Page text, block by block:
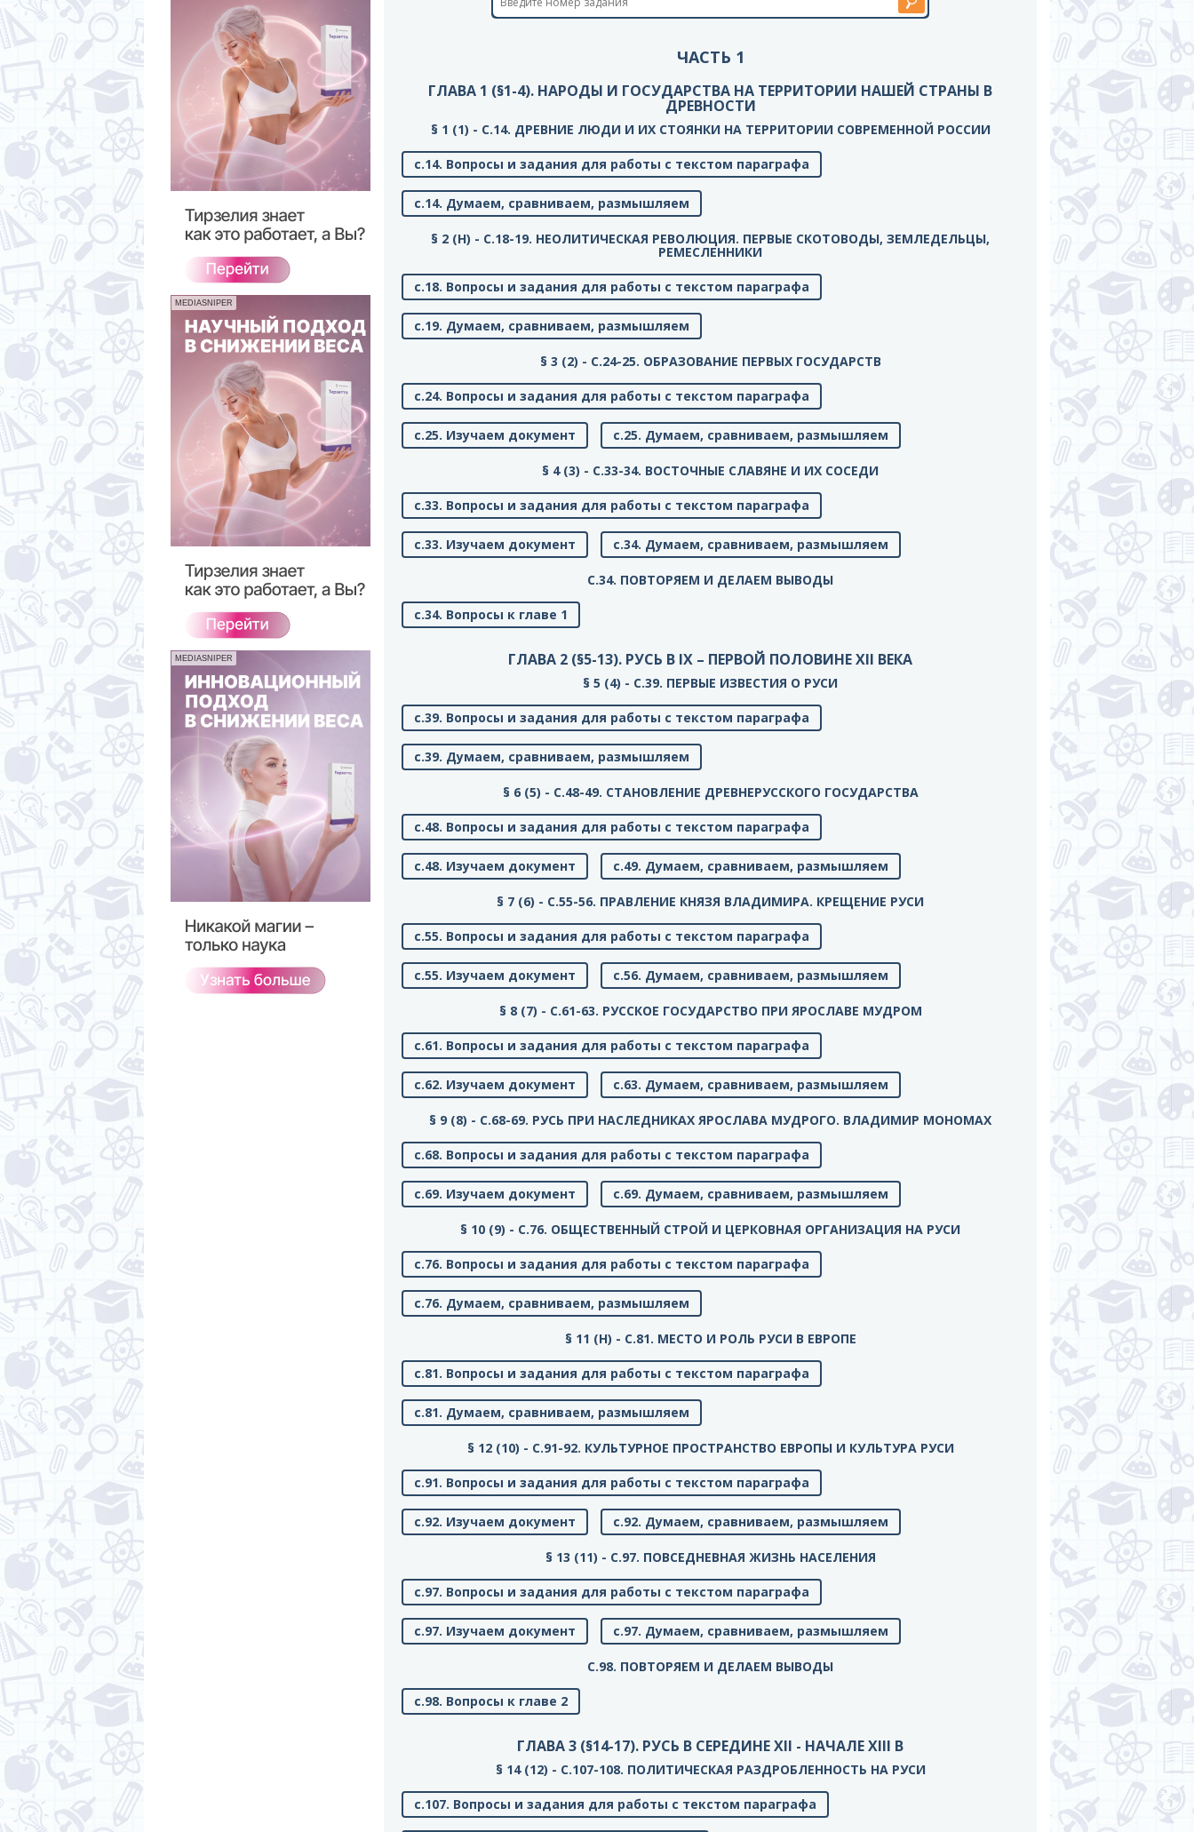
MEDIASNIPER
MEDIASNIPER
ЧАСТЬ 1
ГЛАВА 1 (§1-4). НАРОДЫ И ГОСУДАРСТВА НА ТЕРРИТОРИИ НАШЕЙ СТРАНЫ В
ДРЕВНОСТИ
§ 1 (1) - C.14. ДРЕВНИЕ ЛЮДИ И ИХ СТОЯНКИ НА ТЕРРИТОРИИ СОВРЕМЕННОЙ РОССИИ
с.14. Вопросы и задания для работы с текстом параграфа
с.14. Думаем, сравниваем, размышляем
§ 2 (Н) - C.18-19. НЕОЛИТИЧЕСКАЯ РЕВОЛЮЦИЯ. ПЕРВЫЕ СКОТОВОДЫ, ЗЕМЛЕДЕЛЬЦЫ,
РЕМЕСЛЕННИКИ
с.18. Вопросы и задания для работы с текстом параграфа
с.19. Думаем, сравниваем, размышляем
§ 3 (2) - C.24-25. ОБРАЗОВАНИЕ ПЕРВЫХ ГОСУДАРСТВ
с.24. Вопросы и задания для работы с текстом параграфа
с.25. Изучаем документ с.25. Думаем, сравниваем, размышляем
§ 4 (3) - C.33-34. ВОСТОЧНЫЕ СЛАВЯНЕ И ИХ СОСЕДИ
с.33. Вопросы и задания для работы с текстом параграфа
с.33. Изучаем документ с.34. Думаем, сравниваем, размышляем
C.34. ПОВТОРЯЕМ И ДЕЛАЕМ ВЫВОДЫ
с.34. Вопросы к главе 1
ГЛАВА 2 (§5-13). РУСЬ В IX – ПЕРВОЙ ПОЛОВИНЕ XII ВЕКА
§ 5 (4) - C.39. ПЕРВЫЕ ИЗВЕСТИЯ О РУСИ
с.39. Вопросы и задания для работы с текстом параграфа
с.39. Думаем, сравниваем, размышляем
§ 6 (5) - C.48-49. СТАНОВЛЕНИЕ ДРЕВНЕРУССКОГО ГОСУДАРСТВА
с.48. Вопросы и задания для работы с текстом параграфа
с.48. Изучаем документ с.49. Думаем, сравниваем, размышляем
§ 7 (6) - C.55-56. ПРАВЛЕНИЕ КНЯЗЯ ВЛАДИМИРА. КРЕЩЕНИЕ РУСИ
с.55. Вопросы и задания для работы с текстом параграфа
с.55. Изучаем документ с.56. Думаем, сравниваем, размышляем
§ 8 (7) - C.61-63. РУССКОЕ ГОСУДАРСТВО ПРИ ЯРОСЛАВЕ МУДРОМ
с.61. Вопросы и задания для работы с текстом параграфа
с.62. Изучаем документ с.63. Думаем, сравниваем, размышляем
§ 9 (8) - C.68-69. РУСЬ ПРИ НАСЛЕДНИКАХ ЯРОСЛАВА МУДРОГО. ВЛАДИМИР МОНОМАХ
с.68. Вопросы и задания для работы с текстом параграфа
с.69. Изучаем документ с.69. Думаем, сравниваем, размышляем
§ 10 (9) - C.76. ОБЩЕСТВЕННЫЙ СТРОЙ И ЦЕРКОВНАЯ ОРГАНИЗАЦИЯ НА РУСИ
с.76. Вопросы и задания для работы с текстом параграфа
с.76. Думаем, сравниваем, размышляем
§ 11 (Н) - C.81. МЕСТО И РОЛЬ РУСИ В ЕВРОПЕ
с.81. Вопросы и задания для работы с текстом параграфа
с.81. Думаем, сравниваем, размышляем
§ 12 (10) - C.91-92. КУЛЬТУРНОЕ ПРОСТРАНСТВО ЕВРОПЫ И КУЛЬТУРА РУСИ
с.91. Вопросы и задания для работы с текстом параграфа
с.92. Изучаем документ с.92. Думаем, сравниваем, размышляем
§ 13 (11) - C.97. ПОВСЕДНЕВНАЯ ЖИЗНЬ НАСЕЛЕНИЯ
с.97. Вопросы и задания для работы с текстом параграфа
с.97. Изучаем документ с.97. Думаем, сравниваем, размышляем
C.98. ПОВТОРЯЕМ И ДЕЛАЕМ ВЫВОДЫ
с.98. Вопросы к главе 2
ГЛАВА 3 (§14-17). РУСЬ В СЕРЕДИНЕ XII - НАЧАЛЕ XIII В
§ 14 (12) - C.107-108. ПОЛИТИЧЕСКАЯ РАЗДРОБЛЕННОСТЬ НА РУСИ
с.107. Вопросы и задания для работы с текстом параграфа